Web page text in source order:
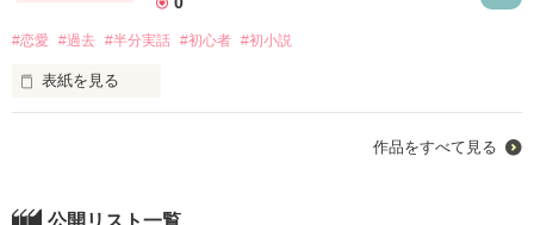
#恋愛 #過去 #半分実話 #初心者 #初小説
表紙を見る
初めて小説を書くので何がアドバイスや指摘などがありました
よろしくお願いします
作品をすべて見る
公開リスト一覧